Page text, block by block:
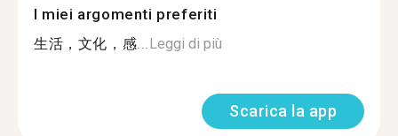
I miei argomenti preferiti
生活，文化，感...Leggi di più
Scarica la app